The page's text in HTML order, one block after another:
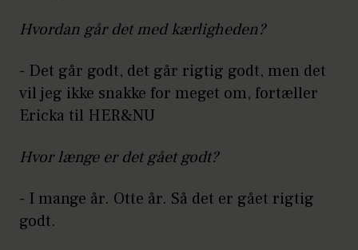
Hvordan går det med kærligheden?
- Det går godt, det går rigtig godt, men det
vil jeg ikke snakke for meget om, fortæller
Ericka til HER&NU
Hvor længe er det gået godt?
- I mange år. Otte år. Så det er gået rigtig
godt.